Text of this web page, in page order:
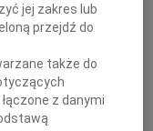
oraz
jej zakres lub
przejdź do
także do
z danymi